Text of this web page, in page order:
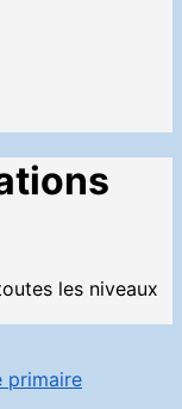
les niveaux
primaire